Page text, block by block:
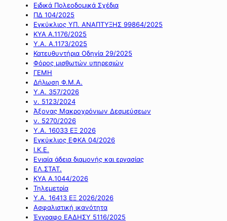
Ειδικά Πολεοδομικά Σχέδια
ΠΔ 104/2025
Εγκύκλιος ΥΠ. ΑΝΑΠΤΥΞΗΣ 99864/2025
ΚΥΑ Α.1176/2025
Υ.Α. Α.1173/2025
Κατευθυντήρια Οδηγία 29/2025
Φόρος μισθωτών υπηρεσιών
ΓΕΜΗ
Δήλωση Φ.Μ.Α.
Υ.Α. 357/2026
ν. 5123/2024
Άξονας Μακροχρόνιων Δεσμεύσεων
ν. 5270/2026
Υ.Α. 16033 ΕΞ 2026
Εγκύκλιος ΕΦΚΑ 04/2026
Ι.Κ.Ε.
Ενιαία άδεια διαμονής και εργασίας
ΕΛ.ΣΤΑΤ.
ΚΥΑ Α.1044/2026
Τηλεμετρία
Υ.Α. 16413 ΕΞ 2026/2026
Ασφαλιστική ικανότητα
Έγγραφο ΕΑΔΗΣΥ 5116/2025